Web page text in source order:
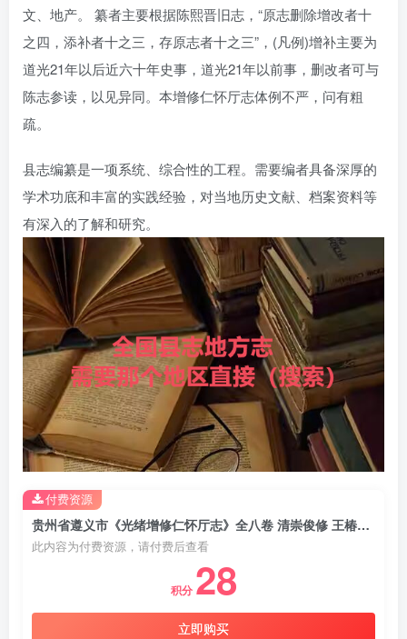
文、地产。 纂者主要根据陈熙晋旧志，“原志删除增改者十
之四，添补者十之三，存原志者十之三”，(凡例)增补主要为
道光21年以后近六十年史事，道光21年以前事，删改者可与
陈志参读，以见异同。本增修仁怀厅志体例不严，问有粗
疏。
县志编纂是一项系统、综合性的工程。需要编者具备深厚的
学术功底和丰富的实践经验，对当地历史文献、档案资料等
有深入的了解和研究。
贵州省遵义市《光绪增修仁怀厅志》全八卷 清崇俊修 王椿纂PDF电子版地方志下载
此内容为付费资源，请付费后查看
积分 28
立即购买
付费资源